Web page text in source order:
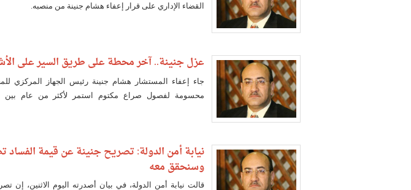
القضاء الإداري على قرار إعفاء هشام جنينة من منصبه.
عزل جنينة.. آخر محطة على طريق السير على
جاء إعفاء المستشار هشام جنينة رئيس الجهاز المركزي
محسومة لفصول صراع مكتوم استمر لأكثر من عام بين
نيابة أمن الدولة: تصريح جنينة عن قيمة الفساد
وسنحقق معه
قالت نيابة أمن الدولة، في بيان أصدرته اليوم الاثنين، إن